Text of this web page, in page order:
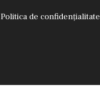
Politica de confidențialitate